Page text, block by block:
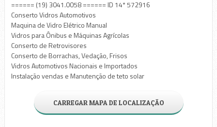
====== (19) 3041.0058 ====== ID 14* 572916
Conserto Vidros Automotivos
Maquina de Vidro Elétrico Manual
Vidros para Ônibus e Máquinas Agrícolas
Conserto de Retrovisores
Conserto de Borrachas, Vedação, Frisos
Vidros Automotivos Nacionais e Importados
Instalação vendas e Manutenção de teto solar
CARREGAR MAPA DE LOCALIZAÇÃO